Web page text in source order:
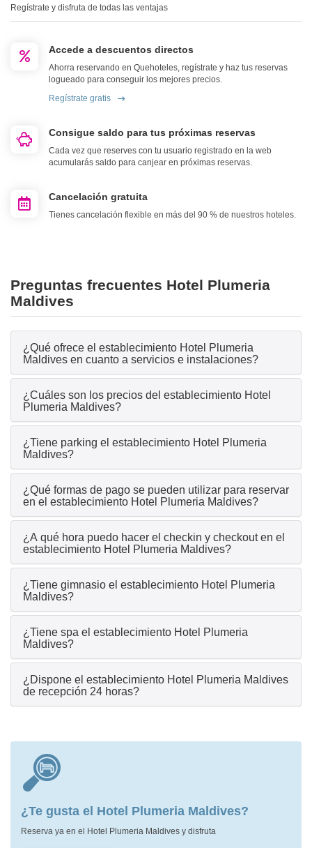
Regístrate y disfruta de todas las ventajas
Accede a descuentos directos
Ahorra reservando en Quehoteles, regístrate y haz tus reservas
logueado para conseguir los mejores precios.
Regístrate gratis
Consigue saldo para tus próximas reservas
Cada vez que reserves con tu usuario registrado en la web
acumularás saldo para canjear en próximas reservas.
Cancelación gratuita
Tienes cancelación flexible en más del 90 % de nuestros hoteles.
Preguntas frecuentes Hotel Plumeria
Maldives
¿Qué ofrece el establecimiento Hotel Plumeria
Maldives en cuanto a servicios e instalaciones?
¿Cuáles son los precios del establecimiento Hotel
Plumeria Maldives?
¿Tiene parking el establecimiento Hotel Plumeria
Maldives?
¿Qué formas de pago se pueden utilizar para reservar
en el establecimiento Hotel Plumeria Maldives?
¿A qué hora puedo hacer el checkin y checkout en el
establecimiento Hotel Plumeria Maldives?
¿Tiene gimnasio el establecimiento Hotel Plumeria
Maldives?
¿Tiene spa el establecimiento Hotel Plumeria
Maldives?
¿Dispone el establecimiento Hotel Plumeria Maldives
de recepción 24 horas?
¿Te gusta el Hotel Plumeria Maldives?
Reserva ya en el Hotel Plumeria Maldives y disfruta